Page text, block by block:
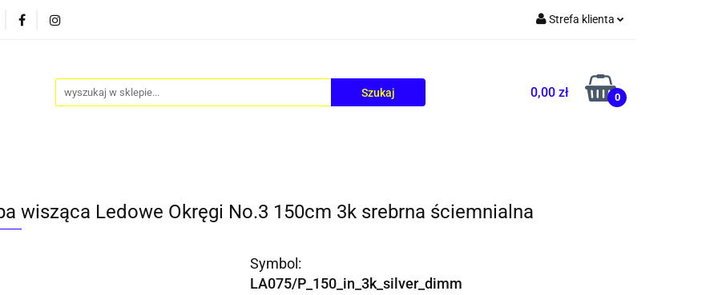
Strefa klienta
Zarejestruj się
Dodaj zgłoszenie
0,00 zł 0
AKCESORIA
wisząca Ledowe Okręgi No.3 150cm 3k srebrna ściemnialna
Symbol:
LA075/P_150_in_3k_silver_dimm